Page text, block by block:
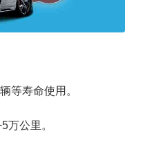
等寿命使用。
万公里。